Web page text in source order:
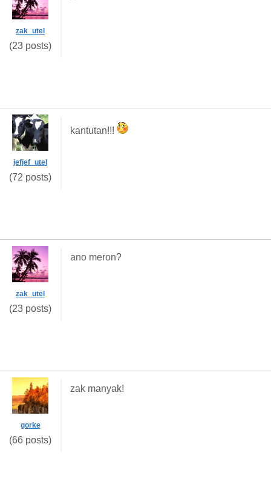
zak_utel
(23 posts)
jefjef_utel
(72 posts)
kantutan!!!
zak_utel
(23 posts)
ano meron?
gorke
(66 posts)
zak manyak!